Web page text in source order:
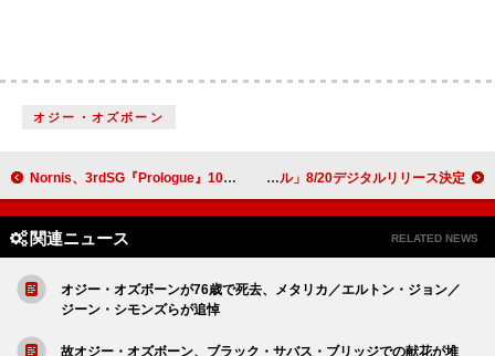
オジー・オズボーン
Nornis、3rdSG『Prologue』10/29発売決定 十明、新曲「クズ男撃退サークル」8/20デジタルリリース決定
関連ニュース RELATED NEWS
オジー・オズボーンが76歳で死去、メタリカ／エルトン・ジョン／
ジーン・シモンズらが追悼
故オジー・オズボーン、ブラック・サバス・ブリッジでの献花が堆